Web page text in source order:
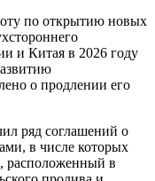
по открытию новых
и Китая в 2026 году
о продлении его
ряд соглашений о
в числе которых
в